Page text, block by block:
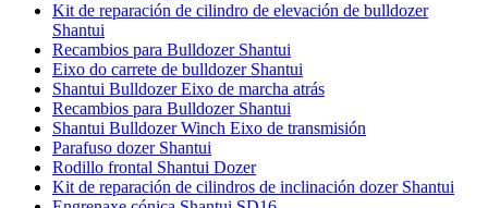
Kit de reparación de cilindro de elevación de bulldozer
Shantui
Recambios para Bulldozer Shantui
Eixo do carrete de bulldozer Shantui
Shantui Bulldozer Eixo de marcha atrás
Recambios para Bulldozer Shantui
Shantui Bulldozer Winch Eixo de transmisión
Parafuso dozer Shantui
Rodillo frontal Shantui Dozer
Kit de reparación de cilindros de inclinación dozer Shantui